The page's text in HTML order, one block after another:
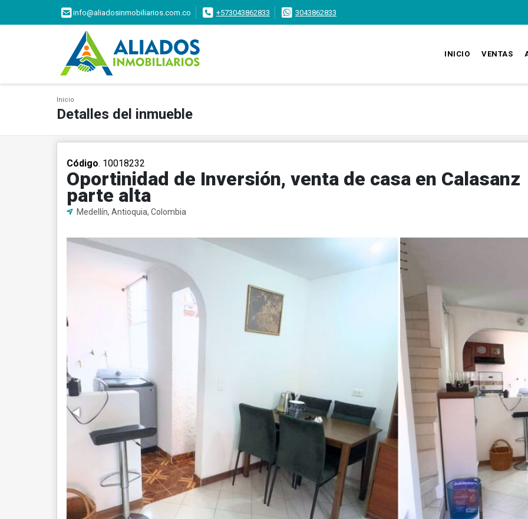
info@aliadosinmobiliarios.com.co +573043862833 3043862833
INICIO VENTAS
Inicio
Detalles del inmueble
Código. 10018232
Oportinidad de Inversión, venta de casa en Calasanz
parte alta
Medellín, Antioquia, Colombia